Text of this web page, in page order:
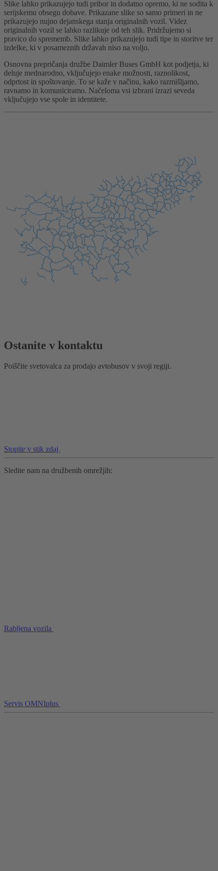
Slike lahko prikazujejo tudi pribor in dodatno opremo, ki ne sodita k
serijskemu obsegu dobave. Prikazane slike so samo primeri in ne
prikazujejo nujno dejanskega stanja originalnih vozil. Videz
originalnih vozil se lahko razlikuje od teh slik. Pridržujemo si
pravico do sprememb. Slike lahko prikazujejo tudi tipe in storitve ter
izdelke, ki v posameznih državah niso na voljo.
Osnovna prepričanja družbe Daimler Buses GmbH kot podjetja, ki
deluje mednarodno, vključujejo enake možnosti, raznolikost,
odprtost in spoštovanje. To se kaže v načinu, kako razmišljamo,
ravnamo in komuniciramo. Načeloma vsi izbrani izrazi seveda
vključujejo vse spole in identitete.
Ostanite v kontaktu
Poiščite svetovalca za prodajo avtobusov v svoji regiji.
Stopite v stik zdaj
Sledite nam na družbenih omrežjih:
Rabljena vozila
Servis OMNIplus